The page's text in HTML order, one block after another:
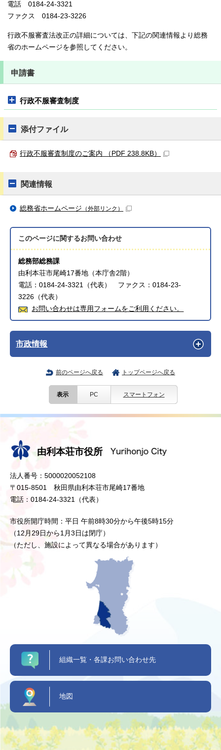
電話 0184-24-3321
ファクス 0184-23-3226
行政不服審査法改正の詳細については、下記の関連情報より総務
省のホームページを参照してください。
申請書
行政不服審査制度
添付ファイル
行政不服審査制度のご案内 （PDF 238.8KB）
関連情報
総務省ホームページ （外部リンク）
このページに関するお問い合わせ
総務部総務課
由利本荘市尾崎17番地（本庁舎2階）
電話：0184-24-3321（代表） ファクス：0184-23-
3226（代表）
お問い合わせは専用フォームをご利用ください。
市政情報
前のページへ戻る トップページへ戻る
表示 PC スマートフォン
由利本荘市役所
法人番号：5000020052108
〒015-8501 秋田県由利本荘市尾崎17番地
電話：0184-24-3321（代表）
市役所開庁時間：平日 午前8時30分から午後5時15分
（12月29日から1月3日は閉庁）
（ただし、施設によって異なる場合があります）
組織一覧・各課お問い合わせ先
地図